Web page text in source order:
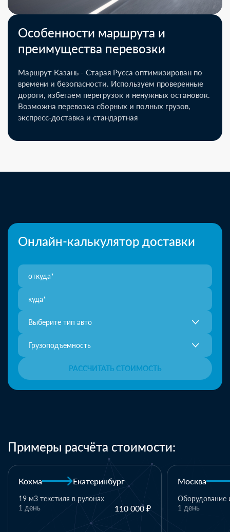
Особенности маршрута и
преимущества перевозки
Маршрут Казань - Старая Русса оптимизирован по
времени и безопасности. Используем проверенные
дороги, избегаем перегрузок и ненужных остановок.
Возможна перевозка сборных и полных грузов,
экспресс-доставка и стандартная
Онлайн-калькулятор доставки
Выберите тип авто
Грузоподъемность
РАССЧИТАТЬ СТОИМОСТЬ
Примеры расчёта стоимости:
Москва Казань
Оборудование и комплектующие
110 000 ₽
1 день
Казань
1 паллет -